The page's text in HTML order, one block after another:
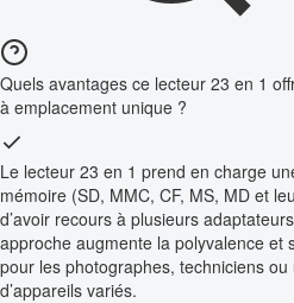
Quels avantages ce lecteur 23 en 1
à emplacement unique ?
Le lecteur 23 en 1 prend en charge
mémoire (SD, MMC, CF, MS, MD et
d’avoir recours à plusieurs
approche augmente la polyvalence et
pour les photographes, techniciens
d’appareils variés.